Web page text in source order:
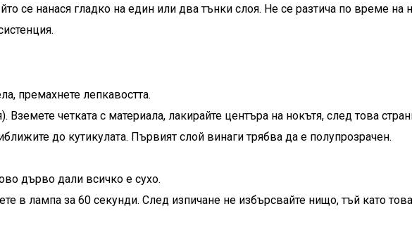
се нанася гладко на един или два тънки слоя. Не се разтича по време на
премахнете лепкавостта.
Вземете четката с материала, лакирайте центъра на нокътя, след това
до кутикулата. Първият слой винаги трябва да е полупрозрачен.
дърво дали всичко е сухо.
в лампа за 60 секунди. След изпичане не избърсвайте нищо, тъй като